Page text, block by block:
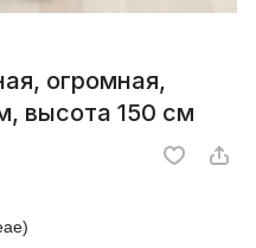
огромная,
высота 150 см